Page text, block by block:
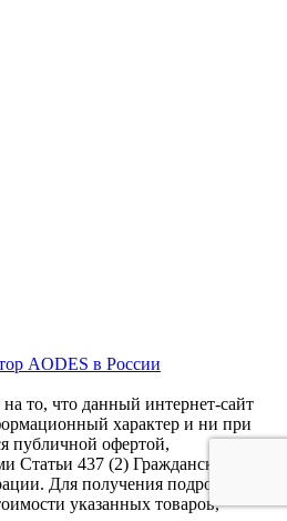
AODES в России
то, что данный интернет-сайт
характер и ни при
публичной офертой,
Статьи 437 (2) Гражданского
Для получения подробной
указанных товаров,